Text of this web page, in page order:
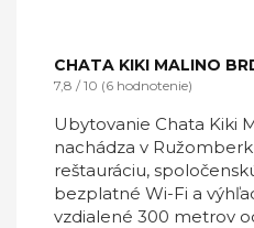
CHATA KIKI MALINO
7,8 / 10 (6 hodnotenie)
Ubytovanie Chata Kiki
nachádza v
reštauráciu,
bezplatné Wi-Fi a
vzdialené 300 metrov